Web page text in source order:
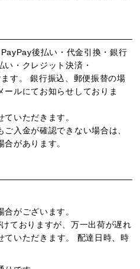
後払い・代金引換・銀行
・クレジット決済・
す。 銀行振込、郵便振替の場
ルにてお知らせしておりま
いただきます。
入金が確認できない場合は、
があります。
がございます。
ておりますが、万一出荷が遅れ
いただきます。 配達日時、時